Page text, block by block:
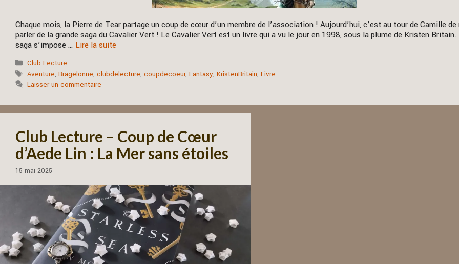
Chaque mois, la Pierre de Tear partage un coup de cœur d’un membre de l’association ! Aujourd’hui, c’est au tour de Camille de
parler de la grande saga du Cavalier Vert ! Le Cavalier Vert est un livre qui a vu le jour en 1998, sous la plume de Kristen
saga s’impose … Lire la suite
Catégories
Club Lecture
Étiquettes
Aventure,Bragelonne,clubdelecture,coupdecoeur,Fantasy,KristenBritain,Livre
Laisser un commentaire
Club Lecture – Coup de Cœur
d’Aede Lin : La Mer sans étoiles
15 mai 2025